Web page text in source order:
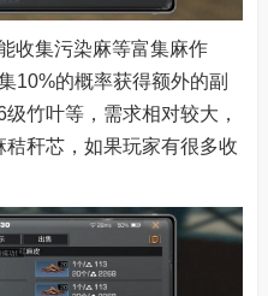
能收集污染麻等富集麻作
10%的概率获得额外的副
竹叶等，需求相对较大，
秆芯，如果玩家有很多收